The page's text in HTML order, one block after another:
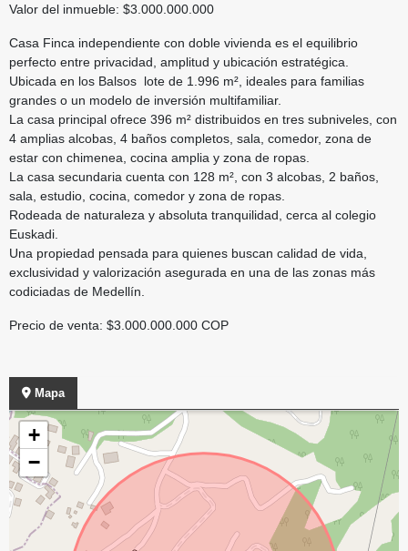
Valor del inmueble: $3.000.000.000
Casa Finca independiente con doble vivienda es el equilibrio
perfecto entre privacidad, amplitud y ubicación estratégica.
Ubicada en los Balsos lote de 1.996 m², ideales para familias
grandes o un modelo de inversión multifamiliar.
La casa principal ofrece 396 m² distribuidos en tres subniveles, con
4 amplias alcobas, 4 baños completos, sala, comedor, zona de
estar con chimenea, cocina amplia y zona de ropas.
La casa secundaria cuenta con 128 m², con 3 alcobas, 2 baños,
sala, estudio, cocina, comedor y zona de ropas.
Rodeada de naturaleza y absoluta tranquilidad, cerca al colegio
Euskadi.
Una propiedad pensada para quienes buscan calidad de vida,
exclusividad y valorización asegurada en una de las zonas más
codiciadas de Medellín.
Precio de venta: $3.000.000.000 COP
Mapa
+
−